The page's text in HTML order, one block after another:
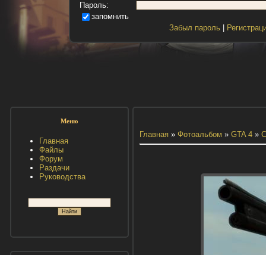
Пароль:
запомнить
Забыл пароль|
Меню
Главная
Файлы
Форум
Раздачи
Руководства
Главная» Фотоальбом » GTA 4»